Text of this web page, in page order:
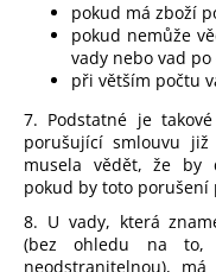
pokud má zboží
pokud nemůže
vady nebo vad po
při větším počtu
7. Podstatné je
porušující smlouvu
musela vědět, že by
pokud by toto porušení
8. U vady, která
(bez ohledu na to,
neodstranitelnou),